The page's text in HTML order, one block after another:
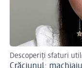
Descoperiți sfaturi
Crăciunul: